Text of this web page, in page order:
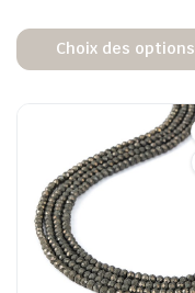
Choix des options